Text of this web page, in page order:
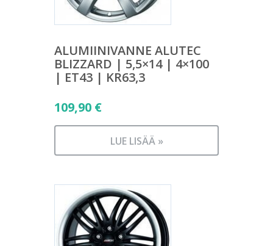
ALUMIINIVANNE ALUTEC
BLIZZARD | 5,5×14 | 4×100
| ET43 | KR63,3
109,90 €
LUE LISÄÄ »